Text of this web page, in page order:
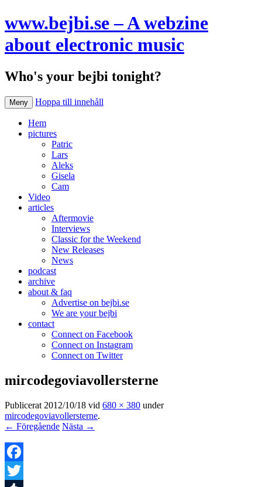
www.bejbi.se – A webzine
about electronic music
Who's your bejbi tonight?
Meny Hoppa till innehåll
Hem
pictures
Patric
Lars
Aleks
Gisela
Cam
Video
articles
Aftermovie
Interviews
Classic for the Weekend
New Releases
News
podcast
archive
about & faq
Advertise on bejbi.se
We are your bejbi
contact
Connect on Facebook
Connect on Instagram
Connect on Twitter
mircodegoviavollersterne
Publicerat 2012/10/18 vid 680 × 380 under
mircodegoviavollersterne.
← Föregående Nästa →
Facebook